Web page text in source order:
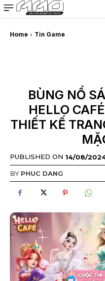
MMOSITE -
Bài viết nổi bật
Home Tin Game
BÙNG NỔ
HELLO
THIẾT KẾ
PUBLISHED ON 14/08/
BY PHUC DANG